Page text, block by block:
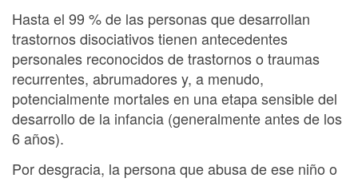
Hasta el 99 % de las personas que desarrollan
trastornos disociativos tienen antecedentes
personales reconocidos de trastornos o traumas
recurrentes, abrumadores y, a menudo,
potencialmente mortales en una etapa sensible del
desarrollo de la infancia (generalmente antes de los
6 años).
Por desgracia, la persona que abusa de ese niño o